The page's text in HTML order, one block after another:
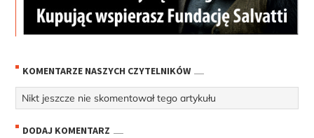
KOMENTARZE NASZYCH CZYTELNIKÓW
Nikt jeszcze nie skomentował tego artykułu
DODAJ KOMENTARZ